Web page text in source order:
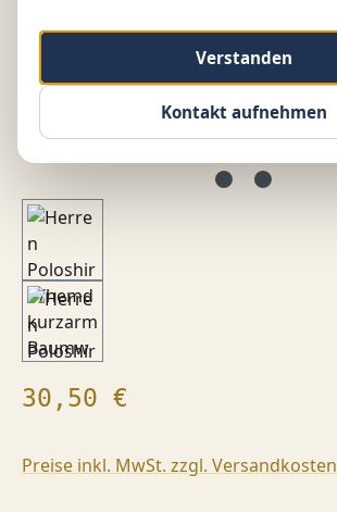
Verstanden
Kontakt aufnehmen
Regulärer Preis:
30,50 €
Preise inkl. MwSt. zzgl. Versandkosten